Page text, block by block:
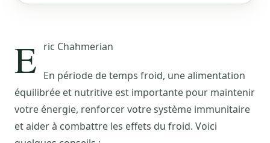
E ric Chahmerian
En période de temps froid, une alimentation
équilibrée et nutritive est importante pour maintenir
votre énergie, renforcer votre système immunitaire
et aider à combattre les effets du froid. Voici